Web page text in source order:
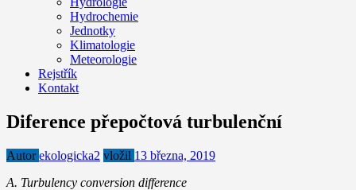
Hydrochemie
Jednotky
Klimatologie
Meteorologie
Rejstřík
Kontakt
Diference přepočtová turbulenční
Autorekologicka2 vložil 13 března, 2019
A. Turbulency conversion difference